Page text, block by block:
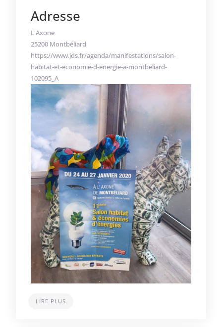
Adresse
L'Axone
25200 Montbéliard
https://www.jds.fr/agenda/manifestations/salon-
habitat-et-economie-d-energie-a-montbeliard-
102095_A
LIRE PLUS